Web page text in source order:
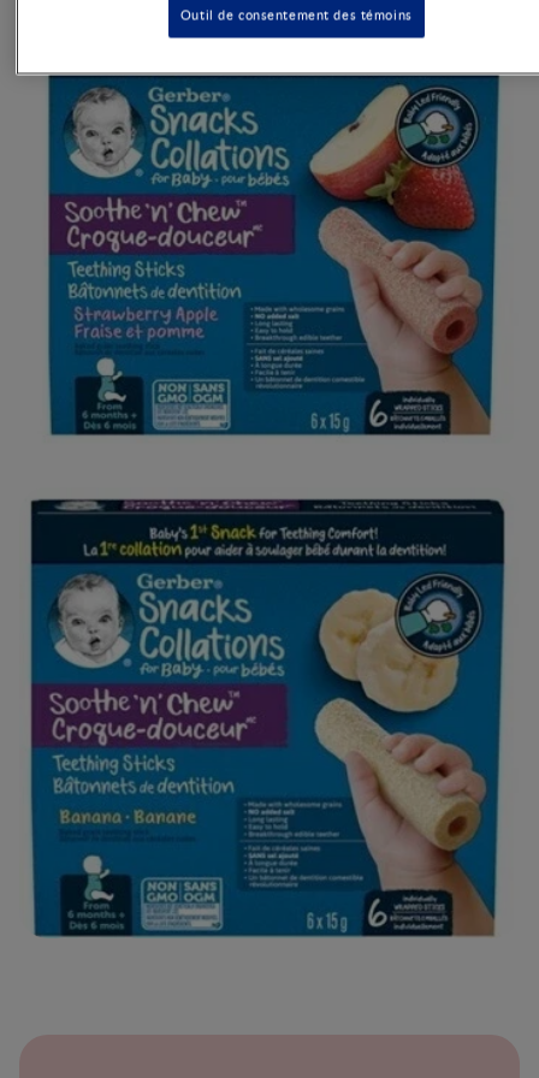
Outil de consentement des témoins